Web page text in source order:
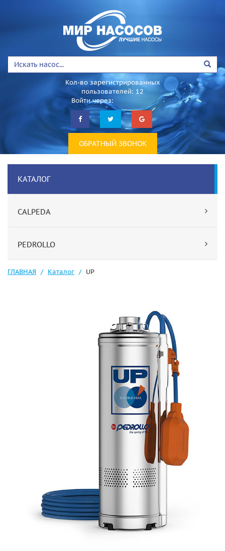
Кол-во зарегистрированных
пользователей: 12
Войти через:
ОБРАТНЫЙ ЗВОНОК
КАТАЛОГ
CALPEDA
PEDROLLO
ГЛАВНАЯ Каталог UP